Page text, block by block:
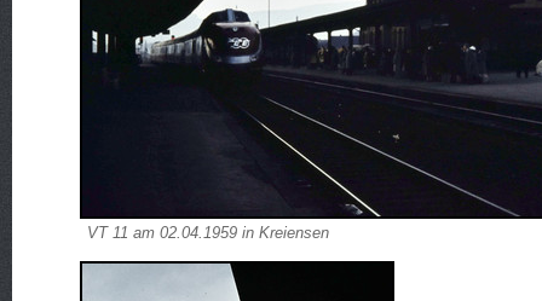
VT 11 am 02.04.1959 in Kreiensen